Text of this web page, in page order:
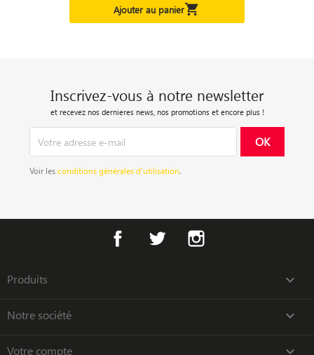
Ajouter au panier
Inscrivez-vous à notre newsletter
et recevez nos dernieres news, nos promotions et encore plus !
Voir lesconditions générales d’utilisation.
Facebook Twitter
Produits 
Notre société 
Votre compte